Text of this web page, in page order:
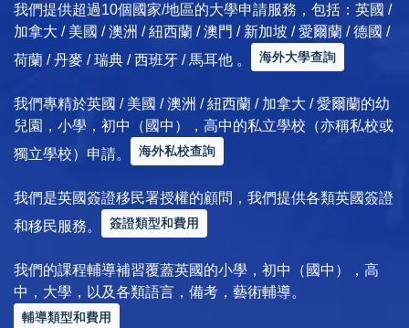
我們提供超過10個國家/地區的大學申請服務，包括：英國 /
加拿大 / 美國 / 澳洲 / 紐西蘭 / 澳門 / 新加坡 / 愛爾蘭 / 德國 /
荷蘭 / 丹麥 / 瑞典 / 西班牙 / 馬耳他 。
海外大學查詢
我們專精於英國 / 美國 / 澳洲 / 紐西蘭 / 加拿大 / 愛爾蘭的幼
兒園，小學，初中（國中），高中的私立學校（亦稱私校或
獨立學校）申請。
海外私校查詢
我們是英國簽證移民署授權的顧問，我們提供各類英國簽證
和移民服務。
簽證類型和費用
我們的課程輔導補習覆蓋英國的小學，初中（國中），高
中，大學，以及各類語言，備考，藝術輔導。
輔導類型和費用